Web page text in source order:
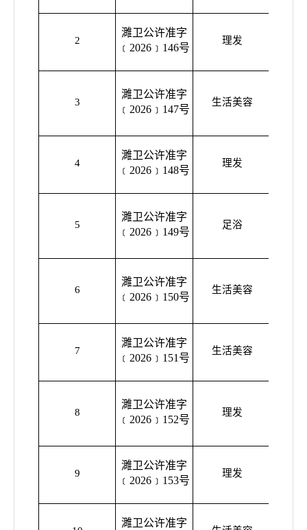
2
濉卫公许准字
﹝2026﹞146号
理发
3
濉卫公许准字
﹝2026﹞147号
生活美容
4
濉卫公许准字
﹝2026﹞148号
理发
5
濉卫公许准字
﹝2026﹞149号
足浴
6
濉卫公许准字
﹝2026﹞150号
生活美容
7
濉卫公许准字
﹝2026﹞151号
生活美容
8
濉卫公许准字
﹝2026﹞152号
理发
9
濉卫公许准字
﹝2026﹞153号
理发
濉卫公许准字